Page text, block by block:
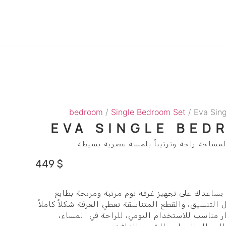
bedroom / Single Bedroom Set / Eva
EVA SINGLE
راحة وترتيباً بلمسة عصرية بسيطة.
449 $
Eva Single Bedroom Set يساعدك على تجهيز غرفة نوم مرتبة ومريحة بطابع
والقطع المتناسقة تعطي الغرفة شكلاً كاملاً
مناسب للاستخدام اليومي، للراحة في المساء،